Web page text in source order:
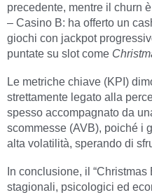
precedente, mentre il churn
– Casino B: ha offerto un
giochi con jackpot
puntate su slot come
Le metriche chiave (KPI)
strettamente legato alla
spesso accompagnato da
scommesse (AVB), poiché i
alta volatilità, sperando di
In conclusione, il
stagionali, psicologici ed